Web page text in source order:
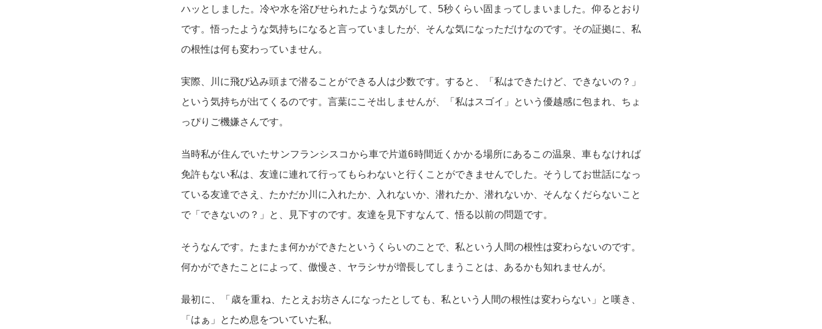
ハッとしました。冷や水を浴びせられたような気がして、5秒くらい固まってしまいました。仰るとおり
です。悟ったような気持ちになると言っていましたが、そんな気になっただけなのです。その証拠に、私
の根性は何も変わっていません。
実際、川に飛び込み頭まで潜ることができる人は少数です。すると、「私はできたけど、できないの？」
という気持ちが出てくるのです。言葉にこそ出しませんが、「私はスゴイ」という優越感に包まれ、ちょ
っぴりご機嫌さんです。
当時私が住んでいたサンフランシスコから車で片道6時間近くかかる場所にあるこの温泉、車もなければ
免許もない私は、友達に連れて行ってもらわないと行くことができませんでした。そうしてお世話になっ
ている友達でさえ、たかだか川に入れたか、入れないか、潜れたか、潜れないか、そんなくだらないこと
で「できないの？」と、見下すのです。友達を見下すなんて、悟る以前の問題です。
そうなんです。たまたま何かができたというくらいのことで、私という人間の根性は変わらないのです。
何かができたことによって、傲慢さ、ヤラシサが増長してしまうことは、あるかも知れませんが。
最初に、「歳を重ね、たとえお坊さんになったとしても、私という人間の根性は変わらない」と嘆き、
「はぁ」とため息をついていた私。